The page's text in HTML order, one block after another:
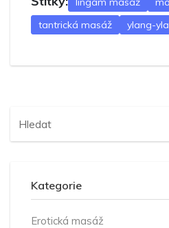
tantrická masáž
ylang-
Kategorie
Erotická masáž